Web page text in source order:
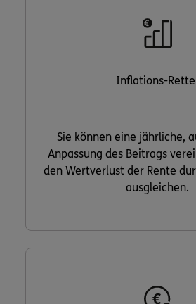
Inflations-
Sie können eine jährliche,
Anpassung des Beitrags
den Wertverlust der Rente
ausgleichen.